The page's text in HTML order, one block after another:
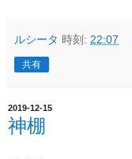
ルシータ 時刻: 22:07
共有
2019-12-15
神棚